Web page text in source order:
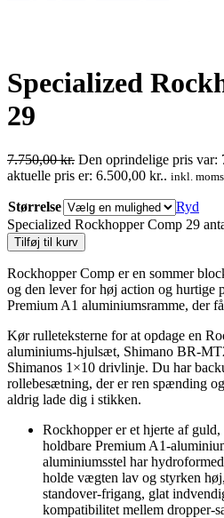
Specialized
29
7.750,00kr. Den oprindelige pris var:
aktuelle pris er: 6.500,00 kr.. inkl. moms
Størrelse
Ryd
Specialized Rockhopper Comp 29
Tilføj til kurv
Rockhopper Comp er en sommer
og den lever for høj action og hurtige
Premium A1 aluminiumsramme, der
Kør rulleteksterne for at opdage en
aluminiums-hjulsæt, Shimano BR-
Shimanos 1×10 drivlinje. Du har
rollebesætning, der er ren spænding
aldrig lade dig i stikken.
Rockhopper er et hjerte af
holdbare Premium A1-
aluminiumsstel har
holde vægten lav og styrken
standover-frigang, glat
kompatibilitet mellem dropper-